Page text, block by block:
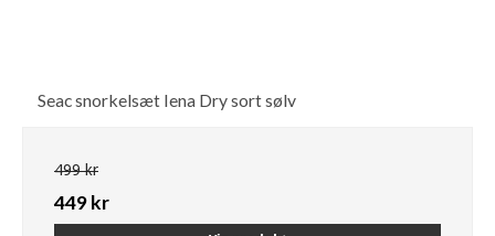
Seac snorkelsæt Iena Dry sort sølv
499 kr
449 kr